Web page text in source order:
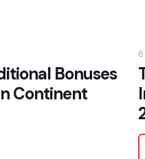
Bonuses
Continent